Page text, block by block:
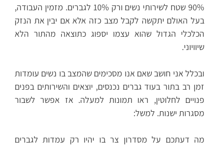
90% שטח לשירותי נשים ורק 10% לגברים. מזמין העבודה,
בעל האולם יתקשה לקבל מצב כזה אלא אם יבין את הנזק
הכלכלי הגדול שהוא עצמו יספוג כתוצאה מהתור הלא
שיוויוני.
ובכלל אני חושב שאם אנו מסכימים שהמצב בו נשים עומדות
זמן רב בתור בעוד גברים נכנסים, יוצאים והשירותים בפנים
פנויים לחלוטין, ראו תמונות למעלה. אז אפשר לשבור
מסגרות ישנות. למשל:
מה דעתכם על מסדרון צר בו יהיו רק עמדות לגברים